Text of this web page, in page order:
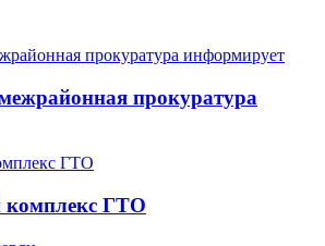
прокуратура
комплекс ГТО